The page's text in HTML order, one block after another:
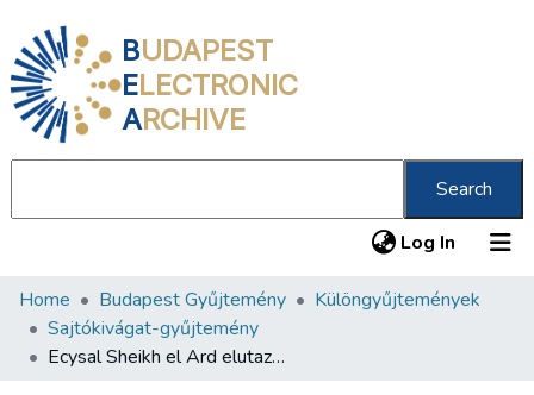
BUDAPEST
ELECTRONIC
ARCHIVE
Search
Log In (current)
Communities & Collections
All of DSpace
Home Budapest Gyűjtemény
Különgyűjtemények
Sajtókivágat-gyűjtemény
Ecysal Sheikh el Ard elutazott Magyarországról